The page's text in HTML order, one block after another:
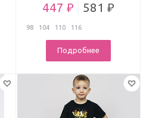
447 ₽ 581 ₽
98 104 110 116
Подробнее